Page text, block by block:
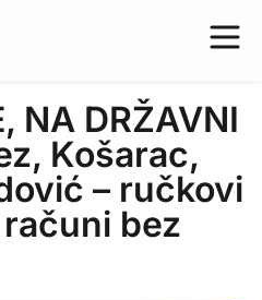
NA DRŽAVNI
Košarac,
– ručkovi
bez